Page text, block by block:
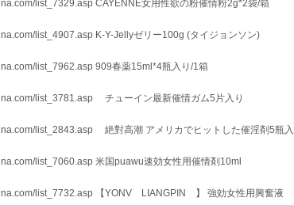
list_7329.asp CAYENNE女用性欲の粉催情粉2g*2袋/箱
list_4907.asp K-Y-Jellyゼリー100g (タイジョンソン)
list_7962.asp 909春薬15ml*4瓶入り/1箱
list_3781.asp チューイン最新催情ガム5片入り
list_2843.asp 絶對高潮 アメリカでヒットした催淫剤5瓶
list_7060.asp 米国puawu速効女性用催情剤10ml
list_7732.asp 【YONV LIANGPIN 】 強効女性用興奮液